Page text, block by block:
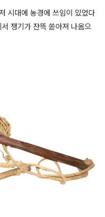
시대에 농경에 쓰임이 있었다
쟁기가 잔뜩 쏟아져 나옴으